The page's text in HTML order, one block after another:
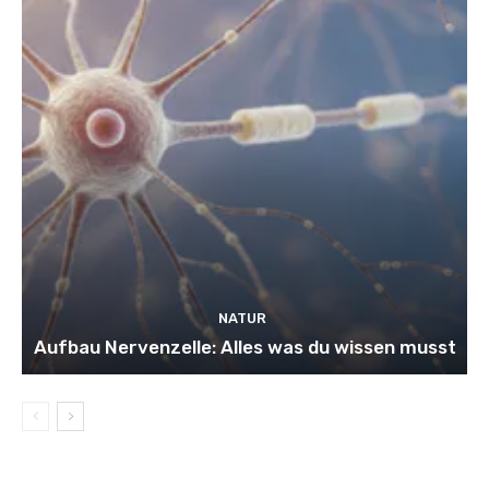
NATUR
Aufbau Nervenzelle: Alles was du wissen musst